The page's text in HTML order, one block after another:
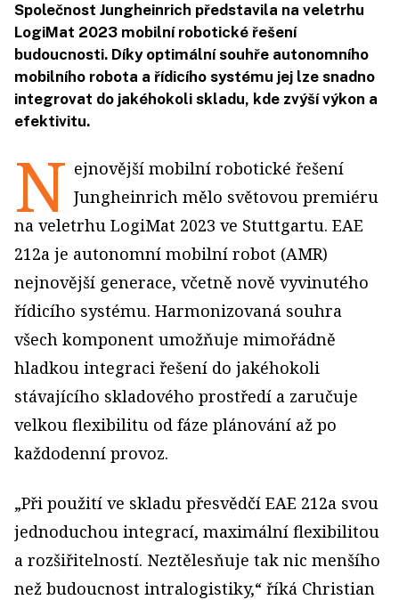
Společnost Jungheinrich představila na veletrhu
LogiMat 2023 mobilní robotické řešení
budoucnosti. Díky optimální souhře autonomního
mobilního robota a řídicího systému jej lze snadno
integrovat do jakéhokoli skladu, kde zvýší výkon a
efektivitu.
N ejnovější mobilní robotické řešení
Jungheinrich mělo světovou premiéru
na veletrhu LogiMat 2023 ve Stuttgartu. EAE
212a je autonomní mobilní robot (AMR)
nejnovější generace, včetně nově vyvinutého
řídicího systému. Harmonizovaná souhra
všech komponent umožňuje mimořádně
hladkou integraci řešení do jakéhokoli
stávajícího skladového prostředí a zaručuje
velkou flexibilitu od fáze plánování až po
každodenní provoz.
„Při použití ve skladu přesvědčí EAE 212a svou
jednoduchou integrací, maximální flexibilitou
a rozšiřitelností. Neztělesňuje tak nic menšího
než budoucnost intralogistiky,“ říká Christian